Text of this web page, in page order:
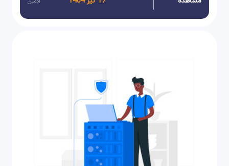
برای بقا و رقابت محسوب می‌شود.